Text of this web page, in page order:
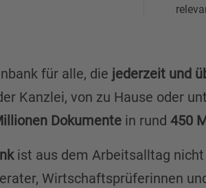
für alle, die jederzeit und
Kanzlei, von zu Hause oder
Dokumente in rund 450
ist aus dem Arbeitsalltag
Wirtschaftsprüferinnen